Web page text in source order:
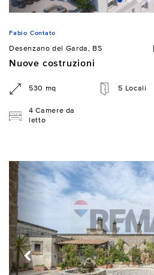
Fabio Contato
Desenzano del Garda, BS
Nuove costruzioni
530 mq 5 Locali
4 Camere da
letto